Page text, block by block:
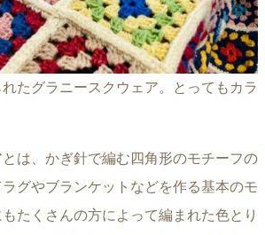
たグラニースクウェア。とってもカラ
は、かぎ針で編む四角形のモチーフの
グやブランケットなどを作る基本のモ
たくさんの方によって編まれた色とり